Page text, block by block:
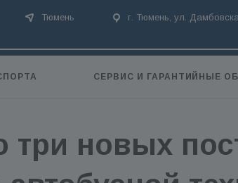
Тюмень г. Тюмень, ул.
СЕРВИС И ГАРАНТИЙНЫЕ
три новых